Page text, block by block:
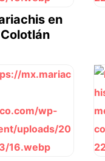
en
Colotlán